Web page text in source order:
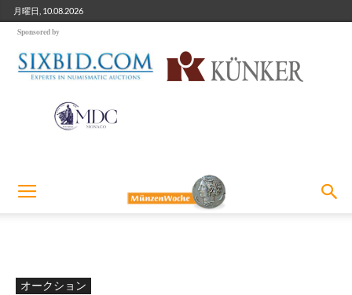
月曜日, 10.08.2026
Sponsored by
オークション